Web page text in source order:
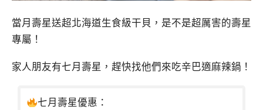
當月壽星送超北海道生食級干貝，是不是超厲害的壽星
專屬！
家人朋友有七月壽星，趕快找他們來吃辛巴適麻辣鍋！
七月壽星優惠：